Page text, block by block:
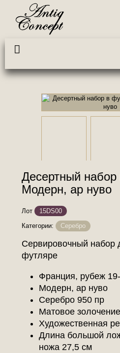
Десертный
Модерн, ар нуво
Лот
15DS00
Категории:
Серебро
Сервировочный набор
футляре
Франция, рубеж
Модерн, ар нуво
Серебро 950 пр
Матовое золочение
Художественная
Длина большой
ножа 27,5 см